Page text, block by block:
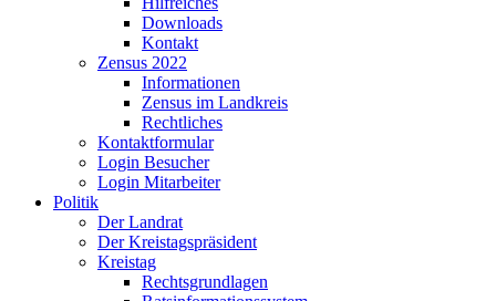
Downloads
Kontakt
Zensus 2022
Informationen
Zensus im Landkreis
Rechtliches
Kontaktformular
Login Besucher
Login Mitarbeiter
Politik
Der Landrat
Der Kreistagspräsident
Kreistag
Rechtsgrundlagen